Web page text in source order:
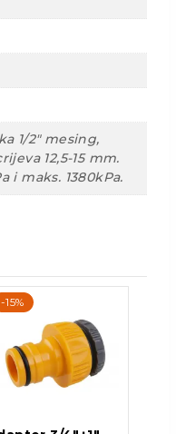
1/2" mesing,
12,5-15 mm.
i maks. 1380kPa.
-15%